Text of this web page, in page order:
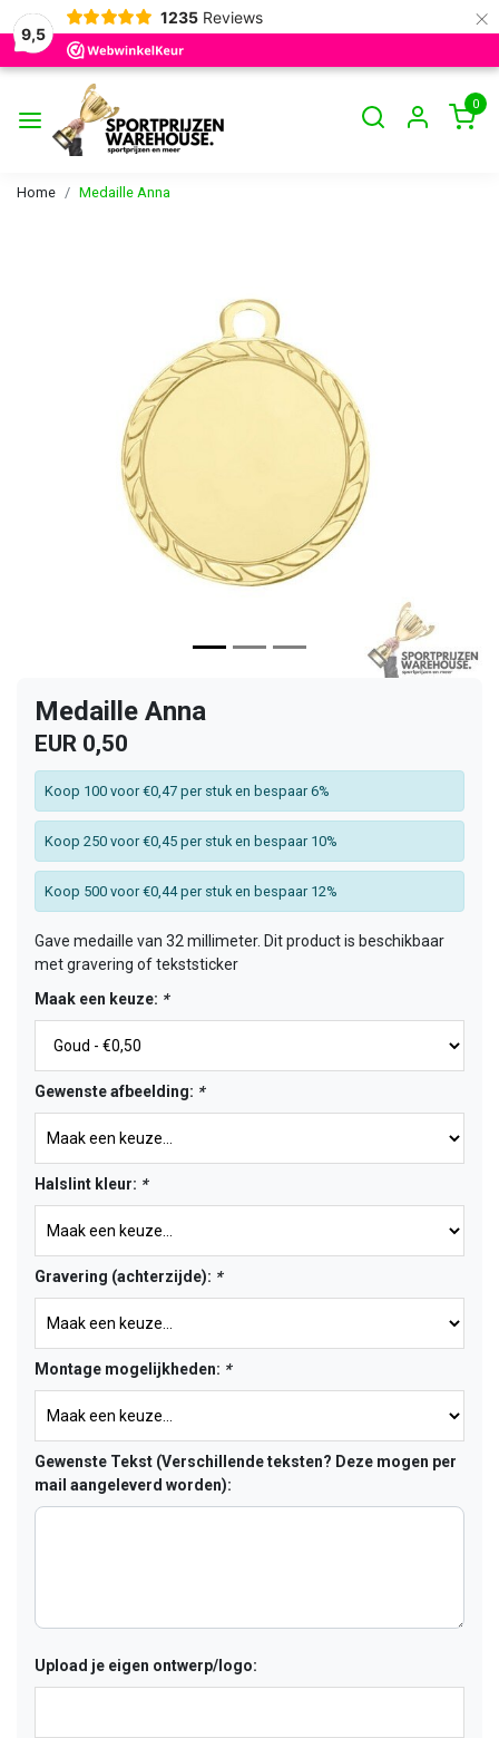
9,5
1235 Reviews ×
0
Home Medaille Anna
Medaille Anna
EUR 0,50
Koop 100 voor €0,47 per stuk en bespaar 6%
Koop 250 voor €0,45 per stuk en bespaar 10%
Koop 500 voor €0,44 per stuk en bespaar 12%
Gave medaille van 32 millimeter. Dit product is beschikbaar
met gravering of tekststicker
Maak een keuze: *
Gewenste afbeelding: *
Halslint kleur: *
Gravering (achterzijde): *
Montage mogelijkheden: *
Gewenste Tekst (Verschillende teksten? Deze mogen per
mail aangeleverd worden):
Upload je eigen ontwerp/logo: